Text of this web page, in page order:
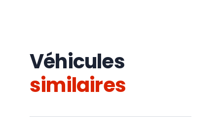
Véhicules
similaires